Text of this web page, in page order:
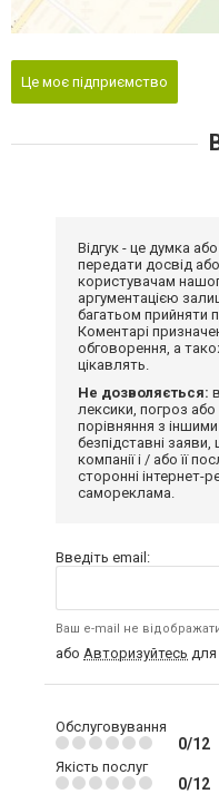
Це моє підприємство
Відгук - це думка
передати досвід
користувачам
аргументацією
багатьом прийняти
Коментарі
обговорення, а
цікавлять.
Не дозволяється:
лексики, погроз
порівняння з
безпідставні
компанії і / або її
сторонні інтернет-
самореклама.
Введіть email:
Ваш e-mail не
або Авторизуйтесь для
Обслуговування
0/12
Якість послуг
0/12